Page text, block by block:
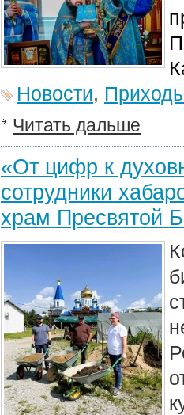
Новости,
Читать дальше
«От цифр к
сотрудники
храм Пресвятой